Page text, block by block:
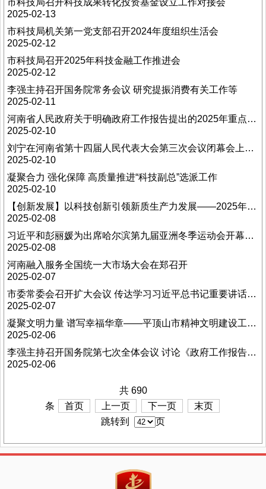
市科技局召开科技成果转化投资基金设立工作对接会
2025-02-13
市科技局机关第一党支部召开2024年度组织生活会
2025-02-12
市科技局召开2025年科技金融工作推进会
2025-02-12
李强主持召开国务院常务会议 研究提振消费有关工作等
2025-02-11
河南省人民政府关于明确政府工作报告提出的2025年重点工作责任单位的通知
2025-02-10
刘宁在河南省第十四届人民代表大会第三次会议闭幕会上的讲话
2025-02-10
凝聚合力 强化保障 高质量推进“科技副总”选派工作
2025-02-10
【创新发展】以科技创新引领新质生产力发展——2025年，中国经济这么干
2025-02-08
习近平和彭丽媛为出席哈尔滨第九届亚洲冬季运动会开幕式的国际贵宾举行欢迎宴会
2025-02-08
河南融入服务全国统一大市场大会在郑召开
2025-02-07
市委常委会召开扩大会议 传达学习习近平总书记重要讲话重要指示精神和省委书记刘宁到平顶山调研时的讲话精神
2025-02-07
凝聚文明力量 谱写幸福华章——平顶山市精神文明建设工作综述
2025-02-06
李强主持召开国务院第七次全体会议 讨论《政府工作报告》稿并对开年工作进行动员
2025-02-06
共 690
条
首页 上一页 下一页
末页
跳转到
页